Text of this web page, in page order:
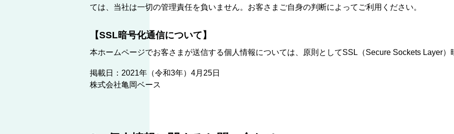
ては、当社は一切の管理責任を負いません。お客さまご自身の判断によってご利用ください。
【SSL暗号化通信について】
本ホームページでお客さまが送信する個人情報については、原則としてSSL（Secure Sockets Layer）
掲載日：2021年（令和3年）4月25日
株式会社亀岡ベース